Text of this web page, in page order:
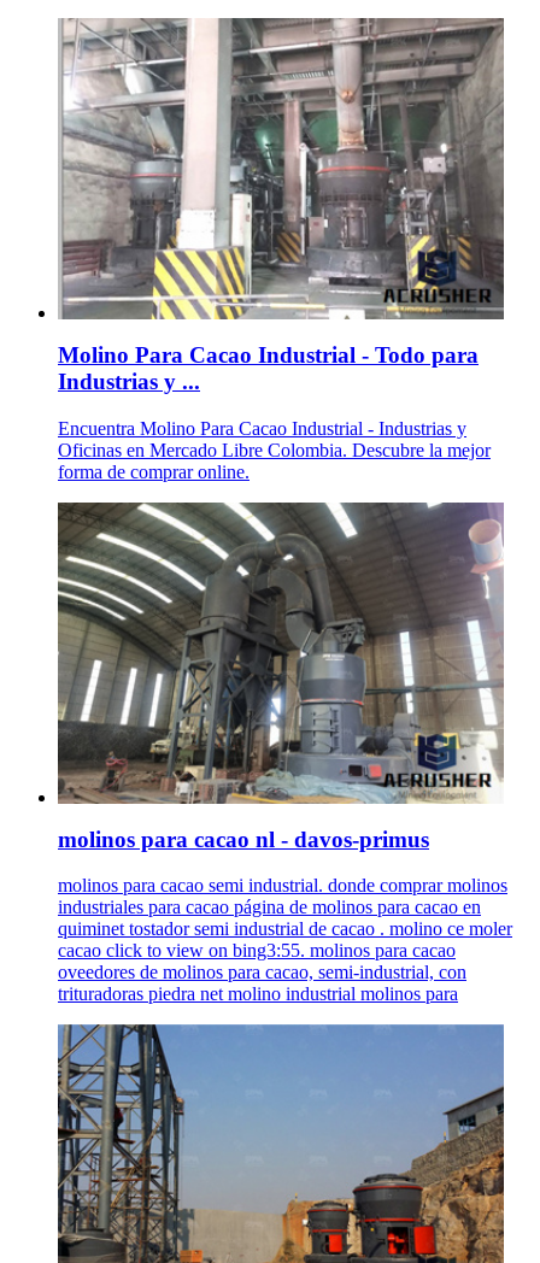
Molino Para Cacao Industrial - Todo para
Industrias y ...
Encuentra Molino Para Cacao Industrial - Industrias y
Oficinas en Mercado Libre Colombia. Descubre la mejor
forma de comprar online.
molinos para cacao nl - davos-primus
molinos para cacao semi industrial. donde comprar molinos
industriales para cacao página de molinos para cacao en
quiminet tostador semi industrial de cacao . molino ce moler
cacao click to view on bing3:55. molinos para cacao
oveedores de molinos para cacao, semi-industrial, con
trituradoras piedra net molino industrial molinos para